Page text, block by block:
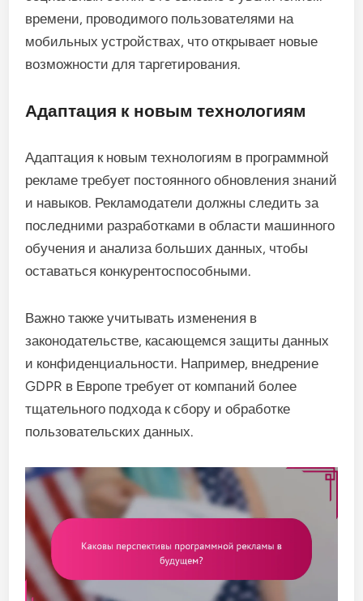
времени, проводимого пользователями на
мобильных устройствах, что открывает новые
возможности для таргетирования.
Адаптация к новым технологиям
Адаптация к новым технологиям в программной
рекламе требует постоянного обновления знаний
и навыков. Рекламодатели должны следить за
последними разработками в области машинного
обучения и анализа больших данных, чтобы
оставаться конкурентоспособными.
Важно также учитывать изменения в
законодательстве, касающемся защиты данных
и конфиденциальности. Например, внедрение
GDPR в Европе требует от компаний более
тщательного подхода к сбору и обработке
пользовательских данных.